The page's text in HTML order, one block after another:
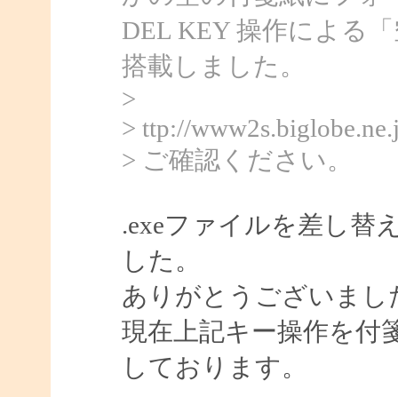
DEL KEY 操作による
搭載しました。
>
> ttp://
> ご確認ください。
.exeファイルを差し替
した。
ありがとうございまし
現在上記キー操作を付
しております。